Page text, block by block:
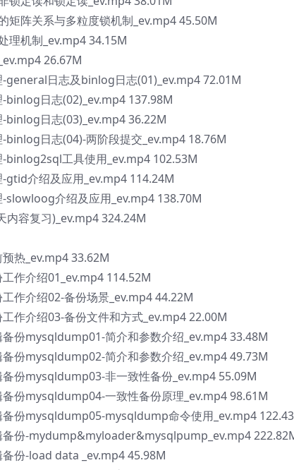
阵关系与多粒度锁机制_ev.mp4 45.50M
机制_ev.mp4 34.15M
26.67M
日志及binlog日志(01)_ev.mp4 72.01M
日志(02)_ev.mp4 137.98M
日志(03)_ev.mp4 36.22M
日志(04)-两阶段提交_ev.mp4 18.76M
工具使用_ev.mp4 102.53M
介绍及应用_ev.mp4 114.24M
介绍及应用_ev.mp4 138.70M
容复习)_ev.mp4 324.24M
热_ev.mp4 33.62M
作介绍01_ev.mp4 114.52M
作介绍02-备份场景_ev.mp4 44.22M
作介绍03-备份文件和方式_ev.mp4 22.00M
份mysqldump01-简介和参数介绍_ev.mp4 33.48M
份mysqldump02-简介和参数介绍_ev.mp4 49.73M
份mysqldump03-非一致性备份_ev.mp4 55.09M
份mysqldump04-一致性备份原理_ev.mp4 98.61M
份mysqldump05-mysqldump命令使用_ev.mp4
份-mydump&myloader&mysqlpump_ev.mp4
份-load data _ev.mp4 45.98M